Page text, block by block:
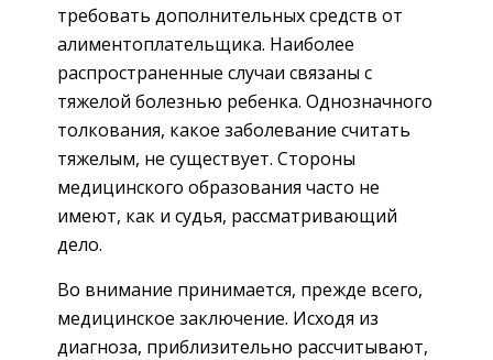
требовать дополнительных средств от
алиментоплательщика. Наиболее
распространенные случаи связаны с
тяжелой болезнью ребенка. Однозначного
толкования, какое заболевание считать
тяжелым, не существует. Стороны
медицинского образования часто не
имеют, как и судья, рассматривающий
дело.
Во внимание принимается, прежде всего,
медицинское заключение. Исходя из
диагноза, приблизительно рассчитывают,